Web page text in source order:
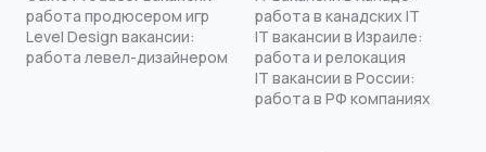
работа продюсером игр
Level Design вакансии:
работа левел-дизайнером
работа в канадских IT
IT вакансии в Израиле:
работа и релокация
IT вакансии в России:
работа в РФ компаниях